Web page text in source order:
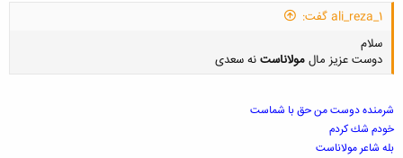
ali_reza_1 گفت:
سلام
دوست عزیز مالمولاناستنه سعدی
شرمنده دوست من حق با شماست
خودم شك كردم
بله شاعر مولاناست